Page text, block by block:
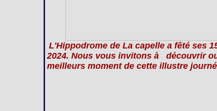
L'Hippodrome de La capelle a fêté ses
2024. Nous vous invitons à découvrir
meilleurs moment de cette illustre